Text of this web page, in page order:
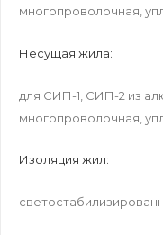
многопроволочная,
Несущая жила:
для СИП-1, СИП-2 из
многопроволочная,
Изоляция жил: